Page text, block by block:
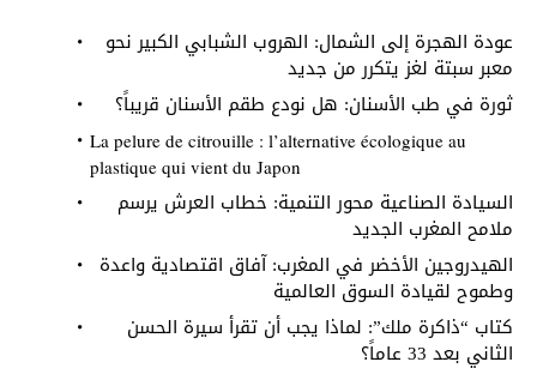
عودة الهجرة إلى الشمال: الهروب الشبابي الكبير نحو
معبر سبتة لغز يتكرر من جديد
ثورة في طب الأسنان: هل نودع طقم الأسنان قريباً؟
La pelure de citrouille : l’alternative écologique au
plastique qui vient du Japon
السيادة الصناعية محور التنمية: خطاب العرش يرسم
ملامح المغرب الجديد
الهيدروجين الأخضر في المغرب: آفاق اقتصادية واعدة
وطموح لقيادة السوق العالمية
كتاب “ذاكرة ملك”: لماذا يجب أن تقرأ سيرة الحسن
الثاني بعد 33 عاماً؟